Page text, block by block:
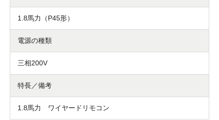
1.8馬力（P45形）
電源の種類
三相200V
特長／備考
1.8馬力 ワイヤードリモコン